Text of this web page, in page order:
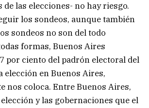
de las elecciones- no hay riesgo.
los sondeos, aunque también
sondeos no son del todo
formas, Buenos Aires
por ciento del padrón electoral del
elección en Buenos Aires,
nos coloca. Entre Buenos Aires,
y las gobernaciones que el